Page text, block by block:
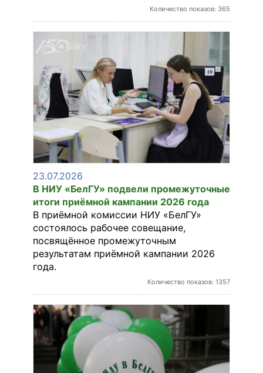
Количество показов: 365
23.07.2026
В НИУ «БелГУ» подвели промежуточные
итоги приёмной кампании 2026 года
В приёмной комиссии НИУ «БелГУ»
состоялось рабочее совещание,
посвящённое промежуточным
результатам приёмной кампании 2026
года.
Количество показов: 1357